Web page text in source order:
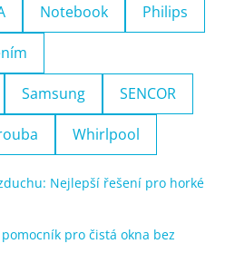
Notebook Philips
Samsung SENCOR
Whirlpool
Nejlepší řešení pro horké
pro čistá okna bez